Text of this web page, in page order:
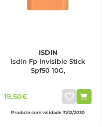
ISDIN
Isdin Fp Invisible Stick
Spf50 10G,
19,50€
Produto com validade 31/12/2030